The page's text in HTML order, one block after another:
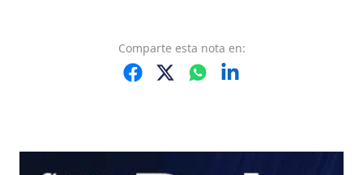
Comparte esta nota en: